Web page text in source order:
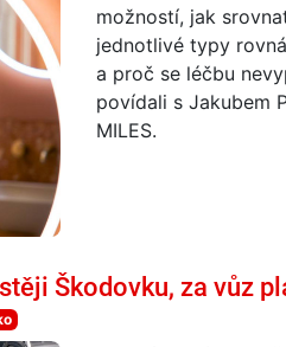
možností, jak
jednotlivé typy
a proč se léčbu
povídali s Jakubem
MILES.
Škodovku, za vůz